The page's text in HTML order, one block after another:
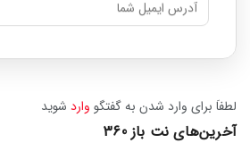
لطفاَ برای وارد شدن به گفتگو وارد شوید
آخرین‌های نت باز 360